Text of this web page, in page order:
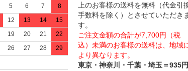
5 6 7
8
12 13 14
15
19 20 21
22
26 27 28
29
上のお客様の送料を無料（代金引
手数料を除く）とさせていただき
す。
ご注文金額の合計が7,700円（税
込）未満のお客様の送料は、地域
より異なります。
東京・神奈川・千葉・埼玉＝935円